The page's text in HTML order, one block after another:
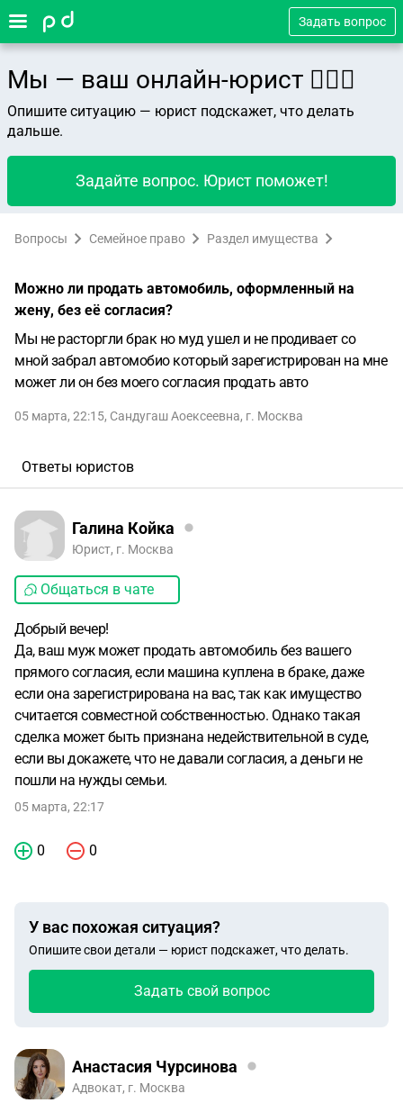
Задать вопрос
Мы — ваш онлайн-юрист 👨🏻‍⚖️
Опишите ситуацию — юрист подскажет, что делать
дальше.
Задайте вопрос. Юрист поможет!
Вопросы Семейное право Раздел имущества
Можно ли продать автомобиль, оформленный на
жену, без её согласия?
Мы не расторгли брак но муд ушел и не продивает со
мной забрал автомобио который зарегистрирован на мне
может ли он без моего согласия продать авто
05 марта, 22:15, Сандугаш Аоексеевна, г. Москва
Ответы юристов
Галина Койка
Юрист, г. Москва
Общаться в чате
Добрый вечер!
Да, ваш муж может продать автомобиль без вашего
прямого согласия, если машина куплена в браке, даже
если она зарегистрирована на вас, так как имущество
считается совместной собственностью. Однако такая
сделка может быть признана недействительной в суде,
если вы докажете, что не давали согласия, а деньги не
пошли на нужды семьи.
05 марта, 22:17
0 0
У вас похожая ситуация?
Опишите свои детали — юрист подскажет, что делать.
Задать свой вопрос
Анастасия Чурсинова
Адвокат, г. Москва